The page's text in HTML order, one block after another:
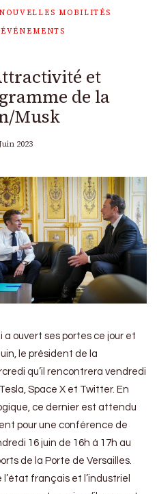
MOBILITÉS
et
de la
Musk
2023
ouvert ses portes ce jour et
le président de la
qu’il rencontrera vendredi
Space X et Twitter. En
ce dernier est attendu
pour une conférence de
16 juin de 16h à 17h au
de la Porte de Versailles.
français et l’industriel